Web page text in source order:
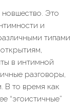
Это
и
типами
в интимной
разговоры,
В то время как
“эгоистичные”